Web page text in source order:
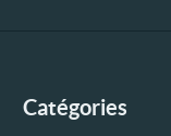
Catégories